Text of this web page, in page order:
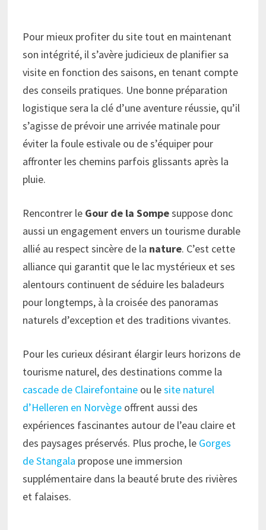
Pour mieux profiter du site tout en maintenant
son intégrité, il s’avère judicieux de planifier sa
visite en fonction des saisons, en tenant compte
des conseils pratiques. Une bonne préparation
logistique sera la clé d’une aventure réussie, qu’il
s’agisse de prévoir une arrivée matinale pour
éviter la foule estivale ou de s’équiper pour
affronter les chemins parfois glissants après la
pluie.
Rencontrer le Gour de la Sompesuppose donc
aussi un engagement envers un tourisme durable
allié au respect sincère de la nature. C’est cette
alliance qui garantit que le lac mystérieux et ses
alentours continuent de séduire les baladeurs
pour longtemps, à la croisée des panoramas
naturels d’exception et des traditions vivantes.
Pour les curieux désirant élargir leurs horizons de
tourisme naturel, des destinations comme la
cascade de Clairefontaine ou lesite naturel
d’Helleren en Norvège offrent aussi des
expériences fascinantes autour de l’eau claire et
des paysages préservés. Plus proche, le Gorges
de Stangala propose une immersion
supplémentaire dans la beauté brute des rivières
et falaises.